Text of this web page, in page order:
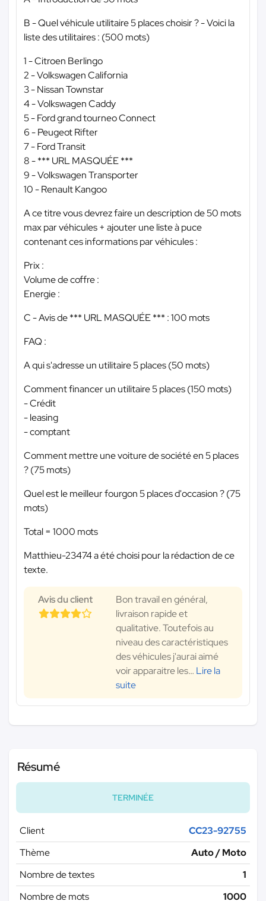
B - Quel véhicule utilitaire 5 places choisir ? - Voici la
liste des utilitaires : (500 mots)
1 - Citroen Berlingo
2 - Volkswagen California
3 - Nissan Townstar
4 - Volkswagen Caddy
5 - Ford grand tourneo Connect
6 - Peugeot Rifter
7 - Ford Transit
8 -*** URL MASQUÉE ***
9 - Volkswagen Transporter
10 - Renault Kangoo
A ce titre vous devrez faire un description de 50 mots
max par véhicules + ajouter une liste à puce
contenant ces informations par véhicules :
Prix :
Volume de coffre :
Energie :
C - Avis de*** URL MASQUÉE *** : 100 mots
FAQ :
A qui s'adresse un utilitaire 5 places (50 mots)
Comment financer un utilitaire 5 places (150 mots)
- Crédit
- leasing
- comptant
Comment mettre une voiture de société en 5 places
? (75 mots)
Quel est le meilleur fourgon 5 places d'occasion ? (75
mots)
Total = 1000 mots
Matthieu-23474 a été choisi pour la rédaction de ce
texte.
Avis du client
Bon travail en général,
livraison rapide et
qualitative. Toutefois au
niveau des caractéristiques
des véhicules j'aurai aimé
voir apparaitre les… Lire la
suite
Résumé
TERMINÉE
Client
CC23-92755
Thème
Auto / Moto
Nombre de textes
1
Nombre de mots
1000